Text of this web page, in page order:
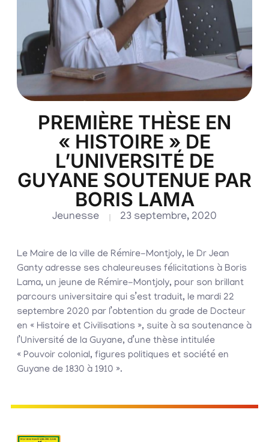
PREMIÈRE THÈSE EN
« HISTOIRE » DE
L’UNIVERSITÉ DE
GUYANE SOUTENUE PAR
BORIS LAMA
Jeunesse 23 septembre, 2020
Le Maire de la ville de Rémire-Montjoly, le Dr Jean
Ganty adresse ses chaleureuses félicitations à Boris
Lama, un jeune de Rémire-Montjoly, pour son brillant
parcours universitaire qui s’est traduit, le mardi 22
septembre 2020 par l’obtention du grade de Docteur
en « Histoire et Civilisations », suite à sa soutenance à
l’Université de la Guyane, d’une thèse intitulée
« Pouvoir colonial, figures politiques et société en
Guyane de 1830 à 1910 ».